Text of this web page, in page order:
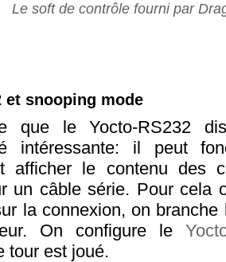
Le soft de contrôle fourni par
et snooping mode
que le Yocto-RS232
intéressante: il peut
afficher le contenu des
un câble série. Pour cela
la connexion, on
On configure le
tour est joué.